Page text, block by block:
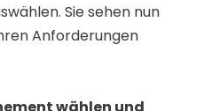
Sie sehen nun
Anforderungen